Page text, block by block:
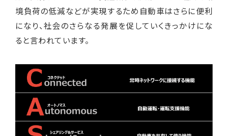
境負荷の低減などが実現するため自動車はさらに便利
になり、社会のさらなる発展を促していくきっかけにな
ると言われています。